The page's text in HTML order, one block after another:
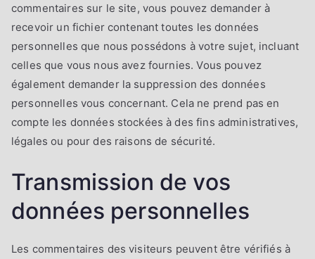
commentaires sur le site, vous pouvez demander à
recevoir un fichier contenant toutes les données
personnelles que nous possédons à votre sujet, incluant
celles que vous nous avez fournies. Vous pouvez
également demander la suppression des données
personnelles vous concernant. Cela ne prend pas en
compte les données stockées à des fins administratives,
légales ou pour des raisons de sécurité.
Transmission de vos
données personnelles
Les commentaires des visiteurs peuvent être vérifiés à